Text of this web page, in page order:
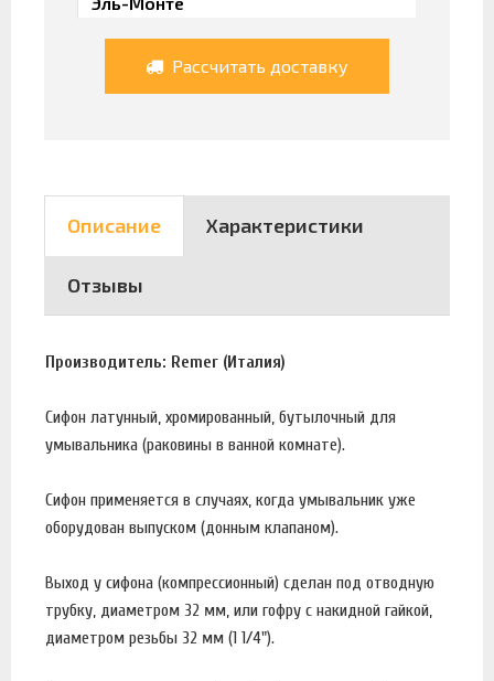
Рассчитать доставку
Описание Характеристики
Отзывы
Производитель: Remer (Италия)
Сифон латунный, хромированный, бутылочный для
умывальника (раковины в ванной комнате).
Сифон применяется в случаях, когда умывальник уже
оборудован выпуском (донным клапаном).
Выход у сифона (компрессионный) сделан под отводную
трубку, диаметром 32 мм, или гофру с накидной гайкой,
диаметром резьбы 32 мм (1 1/4").